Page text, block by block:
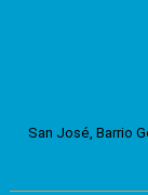
San José, Barrio